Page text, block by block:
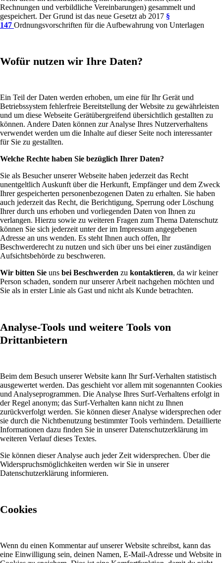
Rechnungen und verbildliche Vereinbarungen) gesammelt und
gespeichert. Der Grund ist das neue Gesetzt ab 2017 §
147 Ordnungsvorschriften für die Aufbewahrung von Unterlagen
Wofür nutzen wir Ihre Daten?
Ein Teil der Daten werden erhoben, um eine für Ihr Gerät und
Betriebssystem fehlerfreie Bereitstellung der Website zu gewährleisten
und um diese Webseite Gerätübergreifend übersichtlich gestallten zu
können. Andere Daten können zur Analyse Ihres Nutzerverhaltens
verwendet werden um die Inhalte auf dieser Seite noch interessanter
für Sie zu gestallten.
Welche Rechte haben Sie bezüglich Ihrer Daten?
Sie als Besucher unserer Webseite haben jederzeit das Recht
unentgeltlich Auskunft über die Herkunft, Empfänger und dem Zweck
Ihrer gespeicherten personenbezogenen Daten zu erhalten. Sie haben
auch jederzeit das Recht, die Berichtigung, Sperrung oder Löschung
Ihrer durch uns erhoben und vorliegenden Daten von Ihnen zu
verlangen. Hierzu sowie zu weiteren Fragen zum Thema Datenschutz
können Sie sich jederzeit unter der im Impressum angegebenen
Adresse an uns wenden. Es steht Ihnen auch offen, Ihr
Beschwerderecht zu nutzen und sich über uns bei einer zuständigen
Aufsichtsbehörde zu beschweren.
Wir bitten Sie uns bei Beschwerden zu kontaktieren, da wir keiner
Person schaden, sondern nur unserer Arbeit nachgehen möchten und
Sie als in erster Linie als Gast und nicht als Kunde betrachten.
Analyse-Tools und weitere Tools von
Drittanbietern
Beim dem Besuch unserer Website kann Ihr Surf-Verhalten statistisch
ausgewertet werden. Das geschieht vor allem mit sogenannten Cookies
und Analyseprogrammen. Die Analyse Ihres Surf-Verhaltens erfolgt in
der Regel anonym; das Surf-Verhalten kann nicht zu Ihnen
zurückverfolgt werden. Sie können dieser Analyse widersprechen oder
sie durch die Nichtbenutzung bestimmter Tools verhindern. Detaillierte
Informationen dazu finden Sie in unserer Datenschutzerklärung im
weiteren Verlauf dieses Textes.
Sie können dieser Analyse auch jeder Zeit widersprechen. Über die
Widerspruchsmöglichkeiten werden wir Sie in unserer
Datenschutzerklärung informieren.
Cookies
Wenn du einen Kommentar auf unserer Website schreibst, kann das
eine Einwilligung sein, deinen Namen, E-Mail-Adresse und Website in